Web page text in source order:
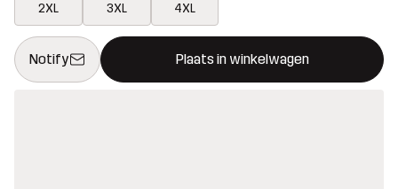
2XL 3XL 4XL
Notify Plaats in winkelwagen
Deze knop opent een modal met de bevestiging van een
{{size}} niet beschikbaar